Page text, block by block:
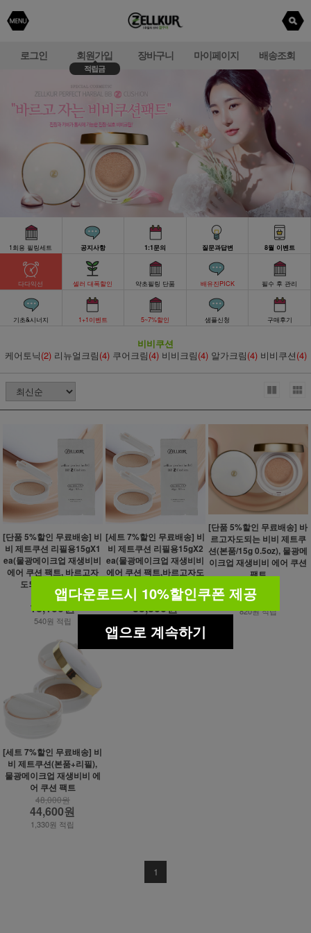
로그인 회원가입
적립금
장바구니 마이페이지 배송조회
1회용 필링세트 공지사항 1:1문의 질문과답변 8월 이벤트
다다익선 셀러 대폭할인 약초필링 단품 배유진PICK 필수 후 관리
기초&시너지 1+1이벤트 5~7%할인 샘플신청 구매후기
비비쿠션
케어토닉(2) 리뉴얼크림(4) 쿠어크림(4) 비비크림(4) 알가크림(4) 비비쿠션(4)
[단품 5%할인 무료배송] 비
비 제트쿠션 리필용15gX1
ea(물광메이크업 재생비비
에어 쿠션 팩트, 바르고자
도되는 비비 쿠션)
19,000원
18,100원
540원 적립
[세트 7%할인 무료배송] 비
비 제트쿠션 리필용15gX2
ea(물광메이크업 재생비비
에어 쿠션 팩트,바르고자도
38,000원
35,300원
[단품 5%할인 무료배송] 바
르고자도되는 비비 제트쿠
션(본품/15g 0.5oz), 물광메
이크업 재생비비 에어 쿠션
팩트
29,000원
27,600원
820원 적립
[세트 7%할인 무료배송] 비
비 제트쿠션(본품+리필),
물광메이크업 재생비비 에
어 쿠션 팩트
48,000원
44,600원
1,330원 적립
1
앱다운로드시 10%할인쿠폰 제공
앱으로 계속하기